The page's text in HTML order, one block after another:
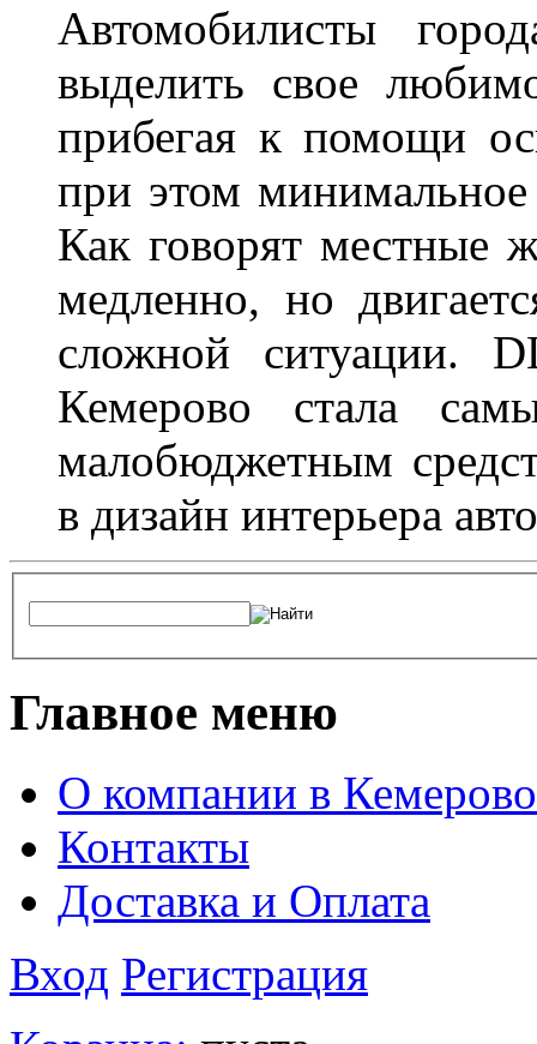
Автомобилисты
выделить свое
прибегая к помощи
при этом минимальное
Как говорят местные
медленно, но
сложной ситуации.
Кемерово стала
малобюджетным
в дизайн интерьера
Главное меню
О компании в Кемерово
Контакты
Доставка и Оплата
Вход Регистрация